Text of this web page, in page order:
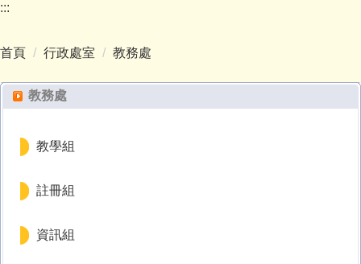
榮譽事項
學生活動
交通資訊
:::
首頁 行政處室 教務處
教務處
教學組
註冊組
資訊組